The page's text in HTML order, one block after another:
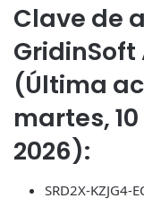
Clave de
(Última
martes,
2026):
SRD2X-KZJG4-